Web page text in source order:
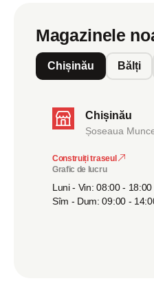
Magazinele
Chișinău Bălți
Chișinău
Șoseaua
Construiți traseul
Grafic de lucru
Luni - Vin: 08:00 - 18:00
Sîm - Dum: 09:00 -